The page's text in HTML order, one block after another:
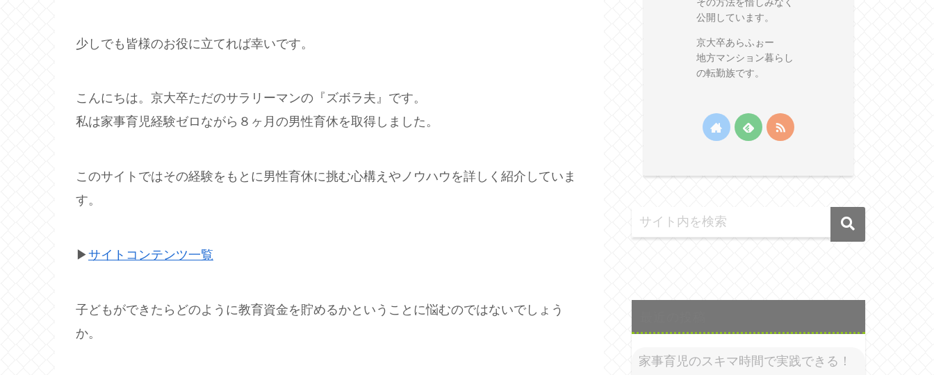
少しでも皆様のお役に立てれば幸いです。
こんにちは。京大卒ただのサラリーマンの『ズボラ夫』です。
私は家事育児経験ゼロながら８ヶ月の男性育休を取得しました。
このサイトではその経験をもとに男性育休に挑む心構えやノウハウを詳しく紹介していま
す。
▶サイトコンテンツ一覧
子どもができたらどのように教育資金を貯めるかということに悩むのではないでしょう
か。
その方法を惜しみなく
公開しています。
京大卒あらふぉー
地方マンション暮らし
の転勤族です。
家事育児のスキマ時間で実践できる！